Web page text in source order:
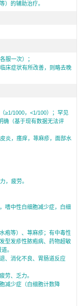
）的辅助治疗。
服一次）；
床症状有所改善，则略去晚
≥1/1000，<1/100）；罕见
确（基于现有数据无法评
炎，瘙痒，荨麻疹，面部水
，疲劳。
嗜中性白细胞减少症，白细
疱等）、荨麻疹；有中毒性
型发疹性脓疱病、药物超敏
。
、消化不良、胃肠道反应
劳、乏力。
减少症（白细胞计数降